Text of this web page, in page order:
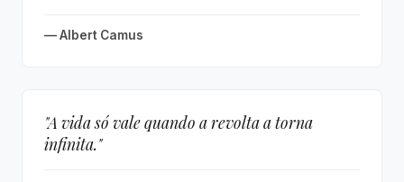
— Albert Camus
"A vida só vale quando a revolta a torna
infinita."